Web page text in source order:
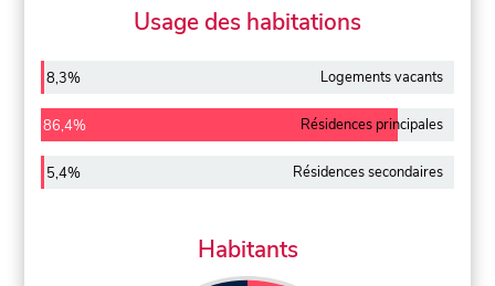
Usage des habitations
8,3% Logements vacants
86,4% Résidences principales
5,4% Résidences secondaires
Habitants